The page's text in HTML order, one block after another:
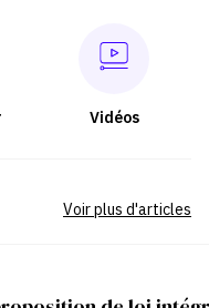
Vidéos
Voir plus d'articles